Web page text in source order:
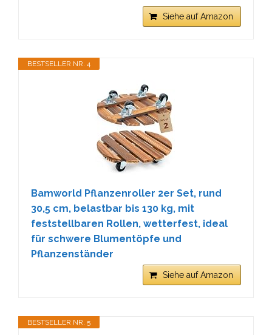
Siehe auf Amazon
BESTSELLER NR. 4
Bamworld Pflanzenroller 2er Set, rund
30,5 cm, belastbar bis 130 kg, mit
feststellbaren Rollen, wetterfest, ideal
für schwere Blumentöpfe und
Pflanzenständer
Siehe auf Amazon
BESTSELLER NR. 5